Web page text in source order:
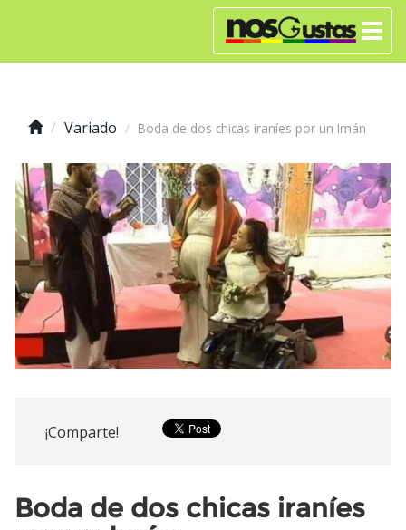
Variado Boda de dos chicas iraníes por un Imán
¡Comparte!
Boda de dos chicas iraníes